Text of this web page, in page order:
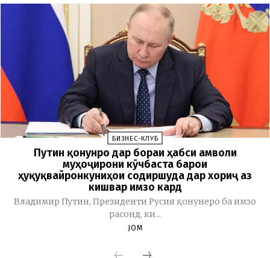
БИЗНЕС-КЛУБ
Путин қонунро дар бораи ҳабси амволи
муҳоҷирони кӯчбаста барои
ҳуқуқвайронкуниҳои содиршуда дар хориҷ аз
кишвар имзо кард
Владимир Путин, Президенти Русия қонунеро ба имзо
расонд, ки...
JOM